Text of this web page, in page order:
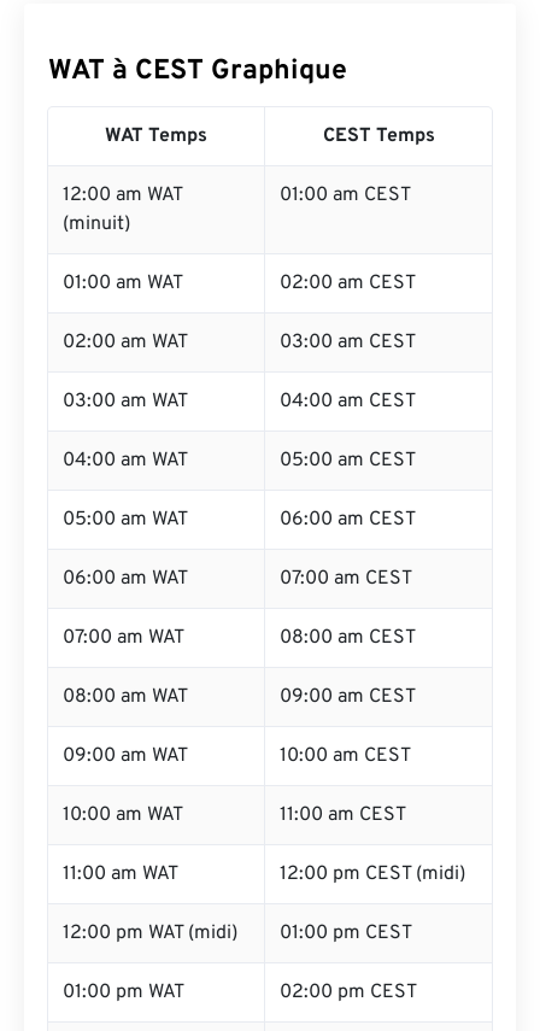
WAT à CEST Graphique
WAT Temps CEST Temps
12:00 am WAT
(minuit)
01:00 am CEST
01:00 am WAT 02:00 am CEST
02:00 am WAT 03:00 am CEST
03:00 am WAT 04:00 am CEST
04:00 am WAT 05:00 am CEST
05:00 am WAT 06:00 am CEST
06:00 am WAT 07:00 am CEST
07:00 am WAT 08:00 am CEST
08:00 am WAT 09:00 am CEST
09:00 am WAT 10:00 am CEST
10:00 am WAT 11:00 am CEST
11:00 am WAT 12:00 pm CEST (midi)
12:00 pm WAT (midi) 01:00 pm CEST
01:00 pm WAT 02:00 pm CEST